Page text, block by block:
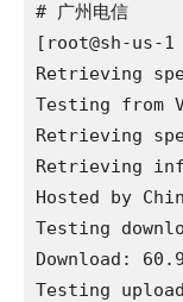
# 广州电信
[root@sh-us-
Retrieving
Testing from
Retrieving
Retrieving
Hosted by
Testing
Download:
Testing